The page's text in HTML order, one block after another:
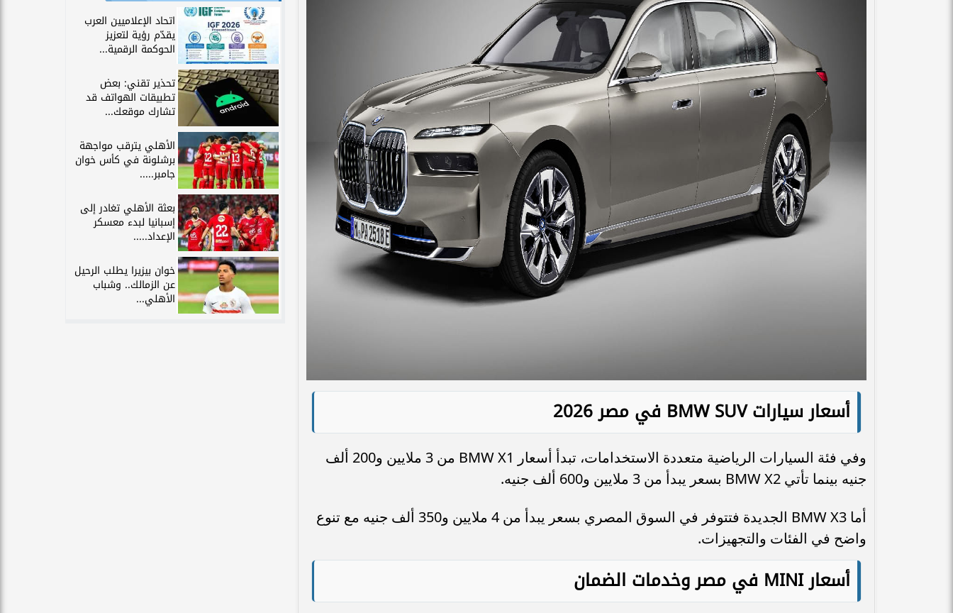
أسعار سيارات BMW SUV في مصر 2026
وفي فئة السيارات الرياضية متعددة الاستخدامات، تبدأ أسعار BMW X1 من 3 ملايين و200 ألف
جنيه بينما تأتي BMW X2 بسعر يبدأ من 3 ملايين و600 ألف جنيه.
أما BMW X3 الجديدة فتتوفر في السوق المصري بسعر يبدأ من 4 ملايين و350 ألف جنيه مع تنوع
واضح في الفئات والتجهيزات.
أسعار MINI في مصر وخدمات الضمان
اتحاد الإعلاميين العرب
يقدّم رؤية لتعزيز
الحوكمة الرقمية...
تحذير تقني: بعض
تطبيقات الهواتف قد
تشارك موقعك...
الأهلي يترقب مواجهة
برشلونة في كأس خوان
جامبر.....
بعثة الأهلي تغادر إلى
إسبانيا لبدء معسكر
الإعداد.....
خوان بيزيرا يطلب الرحيل
عن الزمالك.. وشباب
الأهلي...